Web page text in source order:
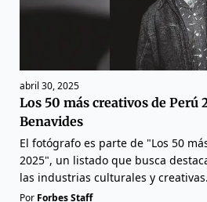
abril 30, 2025
Los 50 más creativos de Perú
Benavides
El fotógrafo es parte de "Los 50
2025", un listado que busca
las industrias culturales y creativas.
Por Forbes Staff